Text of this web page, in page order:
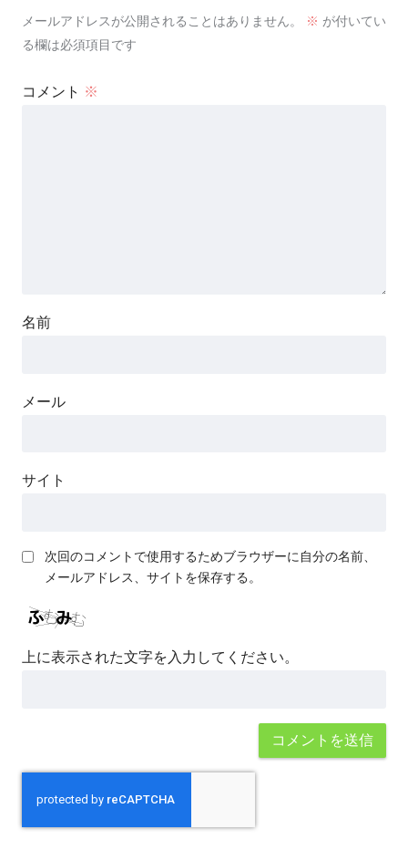
メールアドレスが公開されることはありません。 ※ が付いてい
る欄は必須項目です
コメント ※
名前
メール
サイト
次回のコメントで使用するためブラウザーに自分の名前、
メールアドレス、サイトを保存する。
上に表示された文字を入力してください。